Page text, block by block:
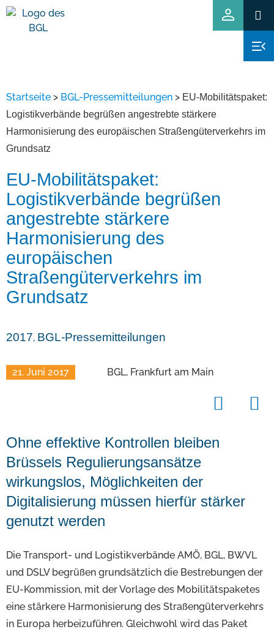
Startseite > BGL-Pressemitteilungen > EU-Mobilitätspaket:
Logistikverbände begrüßen angestrebte stärkere
Harmonisierung des europäischen Straßengüterverkehrs im
Grundsatz
EU-Mobilitätspaket:
Logistikverbände begrüßen
angestrebte stärkere
Harmonisierung des
europäischen
Straßengüterverkehrs im
Grundsatz
2017, BGL-Pressemitteilungen
21. Juni 2017 BGL, Frankfurt am Main
Ohne effektive Kontrollen bleiben
Brüssels Regulierungsansätze
wirkungslos, Möglichkeiten der
Digitalisierung müssen hierfür stärker
genutzt werden
Die Transport- und Logistikverbände AMÖ, BGL, BWVL
und DSLV begrüßen grundsätzlich die Bestrebungen der
EU-Kommission, mit der Vorlage des Mobilitätspaketes
eine stärkere Harmonisierung des Straßengüterverkehrs
in Europa herbeizuführen. Gleichwohl wird das Paket